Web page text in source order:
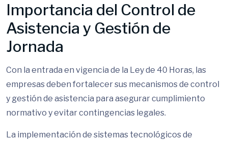
Importancia del Control de
Asistencia y Gestión de
Jornada
Con la entrada en vigencia de la Ley de 40 Horas, las
empresas deben fortalecer sus mecanismos de control
y gestión de asistencia para asegurar cumplimiento
normativo y evitar contingencias legales.
La implementación de sistemas tecnológicos de